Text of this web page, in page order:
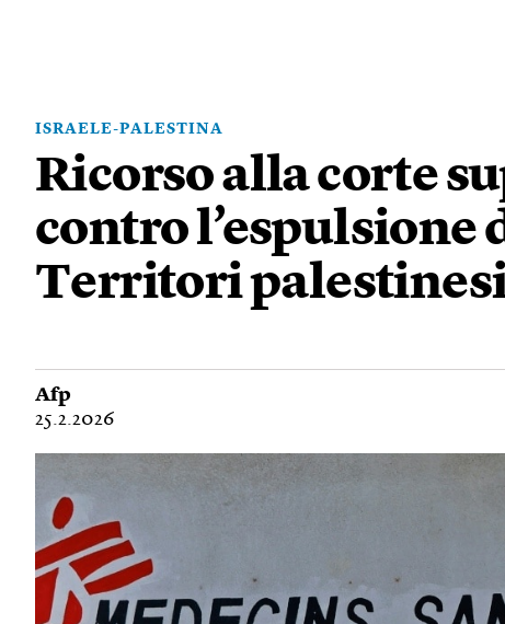
ISRAELE-PALESTINA
Ricorso alla corte
contro l’espulsione
Territori
Afp
25.2.2026